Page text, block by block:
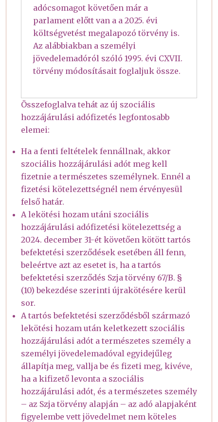
adócsomagot követően már a
parlament előtt van a a 2025. évi
költségvetést megalapozó törvény is.
Az alábbiakban a személyi
jövedelemadóról szóló 1995. évi CXVII.
törvény módosításait foglaljuk össze.
Összefoglalva tehát az új szociális
hozzájárulási adófizetés legfontosabb
elemei:
Ha a fenti feltételek fennállnak, akkor
szociális hozzájárulási adót meg kell
fizetnie a természetes személynek. Ennél a
fizetési kötelezettségnél nem érvényesül
felső határ.
A lekötési hozam utáni szociális
hozzájárulási adófizetési kötelezettség a
2024. december 31-ét követően kötött tartós
befektetési szerződések esetében áll fenn,
beleértve azt az esetet is, ha a tartós
befektetési szerződés Szja törvény 67/B. §
(10) bekezdése szerinti újrakötésére kerül
sor.
A tartós befektetési szerződésből származó
lekötési hozam után keletkezett szociális
hozzájárulási adót a természetes személy a
személyi jövedelemadóval egyidejűleg
állapítja meg, vallja be és fizeti meg, kivéve,
ha a kifizető levonta a szociális
hozzájárulási adót, és a természetes személy
– az Szja törvény alapján – az adó alapjaként
figyelembe vett jövedelmet nem köteles